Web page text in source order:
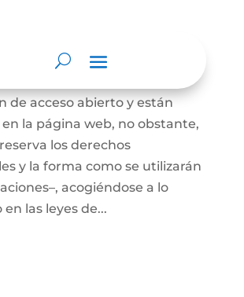
de autor y/o
de uso sobre los contenidos
de la UCNC y de los
de acceso abierto y están
la página web, no obstante,
los derechos
y la forma como se utilizarán
acogiéndose a lo
las leyes de...